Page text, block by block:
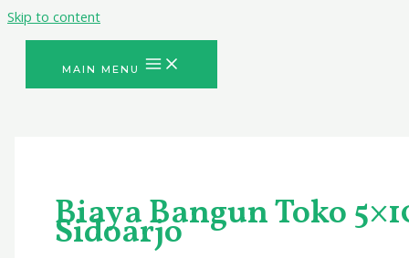
Skip to content
MAIN MENU
Biaya Bangun Toko
Sidoarjo